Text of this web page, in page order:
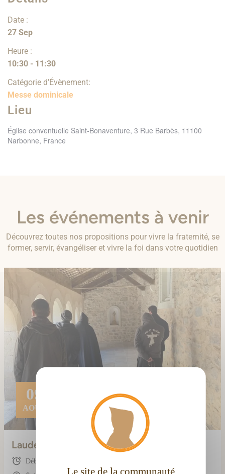
Le site de la communauté
Date :
27 Sep
Heure :
10:30 - 11:30
Catégorie d’Évènement:
Messe dominicale
Lieu
Église conventuelle Saint-Bonaventure, 3 Rue Barbès, 11100
Narbonne, France
Les événements à venir
Découvrez toutes nos propositions pour vivre la fraternité, se
former, servir, évangéliser et vivre la foi dans votre quotidien
09
AOÛT
Laudes (avec les frères)
Début : 08:00